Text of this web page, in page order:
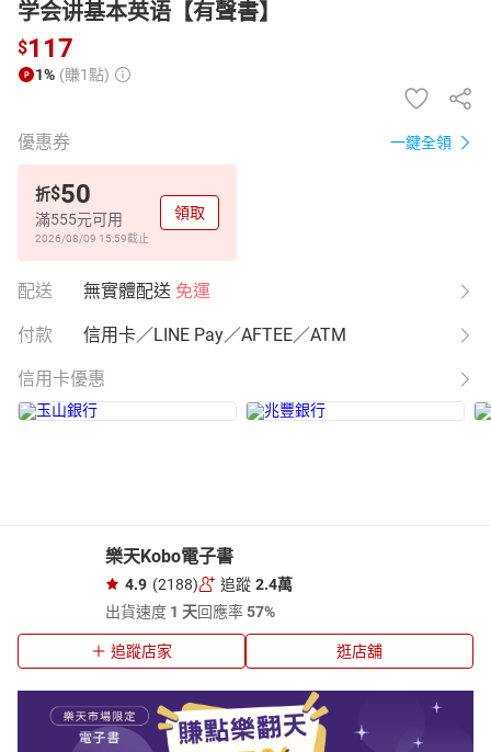
学会讲基本英语【有聲書】
$117
1% (賺1點)
優惠券 一鍵全領
折$50
滿555元可用
2026/08/09 15:59截止
領取
配送 無實體配送 免運
付款 信用卡／LINE Pay／AFTEE／ATM
信用卡優惠
樂天Kobo電子書
4.9 (2188) 追蹤 2.4萬
出貨速度 1 天回應率57%
追蹤店家 逛店舖